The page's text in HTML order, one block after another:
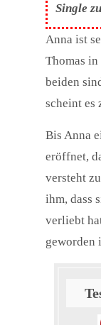
Single
Anna ist
Thomas
beiden
scheint es
Bis Anna
eröffnet,
versteht
ihm, dass
verliebt
geworden